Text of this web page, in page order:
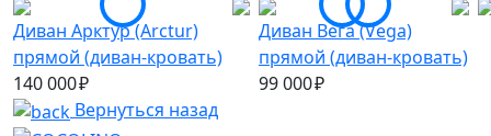
Диван Арктур (Arctur)
прямой (диван-кровать)
140 000 ₽
Диван Вега (Vega)
прямой (диван-кровать)
99 000 ₽
Вернуться назад